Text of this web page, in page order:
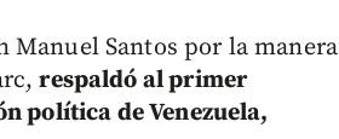
Manuel Santos por la manera
respaldó al primer
política de Venezuela,